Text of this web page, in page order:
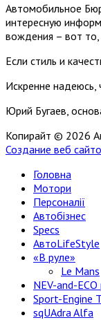
Автомобильное
интересную
вождения – вот
Если стиль и
Искренне надеюсь,
Юрий Бугаев,
Копирайт © 2026
Создание веб
Головна
Мотори
Персоналії
Автобізнес
Specs
АвтоLifeStyle
«В руле»
Le Mans
NEV-and-ECO
Sport-Engine
sqUAdra Alfa